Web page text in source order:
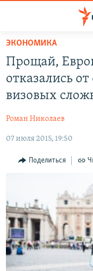
Вернуться
основному
содержанию
главной
Вернутся
поиску
СПЕЦПРОЕКТЫ
ЕЩЕ
ИНТЕРАКТИВ
ИНФОГРАФИКА
ТЕЛЕПРОЕКТ
СОВЕТЫ
ПРОПАВШИЕ БЕЗ ВЕСТИ
ПОБЕДИТЕЛЕЙ НЕ СУДЯТ?
КРЫМ.НЕПОКОРЕННЫЙ
ELIFBE
РАДІО СВОБОДА
КАК ОБОЙТИ
Qırımtatar
ПРИСОЕДИНЯЙТЕСЬ!
ЭКОНОМИКА
Прощай,
отказались
визовых
Роман Николаев
07 июля 2015, 19:50
Поделиться